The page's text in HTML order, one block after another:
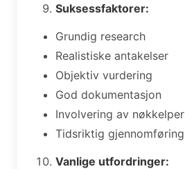
Suksessfaktorer:
Grundig research
Realistiske antakelser
Objektiv vurdering
God dokumentasjon
Involvering av
Tidsriktig gjennomføring
Vanlige utfordringer: